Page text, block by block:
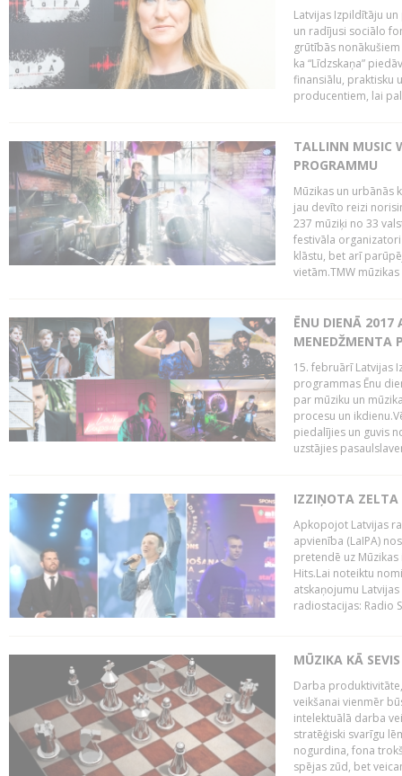
Latvijas Izpildītāju
un radījusi sociālo
grūtībās
ka “Līdzskaņa”
finansiālu, praktisku
producentiem, lai
TALLINN MUSIC
PROGRAMMU
Mūzikas un urbānās
jau devīto reizi
237 mūziķi no 33
festivāla
klāstu, bet arī
vietām.TMW
ĒNU DIENĀ 2017
MENEDŽMENTA
15. februārī Latvijas
programmas Ēnu
par mūziku un
procesu un
piedalījies un guvis
uzstājies
IZZIŅOTA ZELTA
Apkopojot Latvijas
apvienība (LaIPA)
pretendē uz
Hits.Lai noteiktu
atskaņojumu
radiostacijas: Radio
MŪZIKA KĀ
Darba
veikšanai vienmēr
intelektuālā darba
stratēģiski svarīgu
nogurdina, fona
spējas zūd, bet